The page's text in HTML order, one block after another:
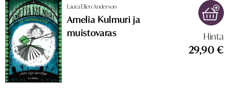
Hinta
29,90 €
Laura Ellen Anderson
Amelia Kulmuri ja
muistovaras